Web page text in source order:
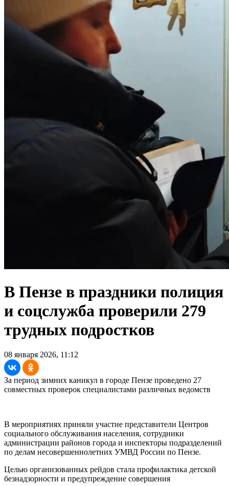
В Пензе в праздники полиция
и соцслужба проверили 279
трудных подростков
08 января 2026, 11:12
За период зимних каникул в городе Пензе проведено 27
совместных проверок специалистами различных ведомств
В мероприятиях приняли участие представители Центров
социального обслуживания населения, сотрудники
администрации районов города и инспекторы подразделений
по делам несовершеннолетних УМВД России по Пензе.
Целью организованных рейдов стала профилактика детской
безнадзорности и предупреждение совершения